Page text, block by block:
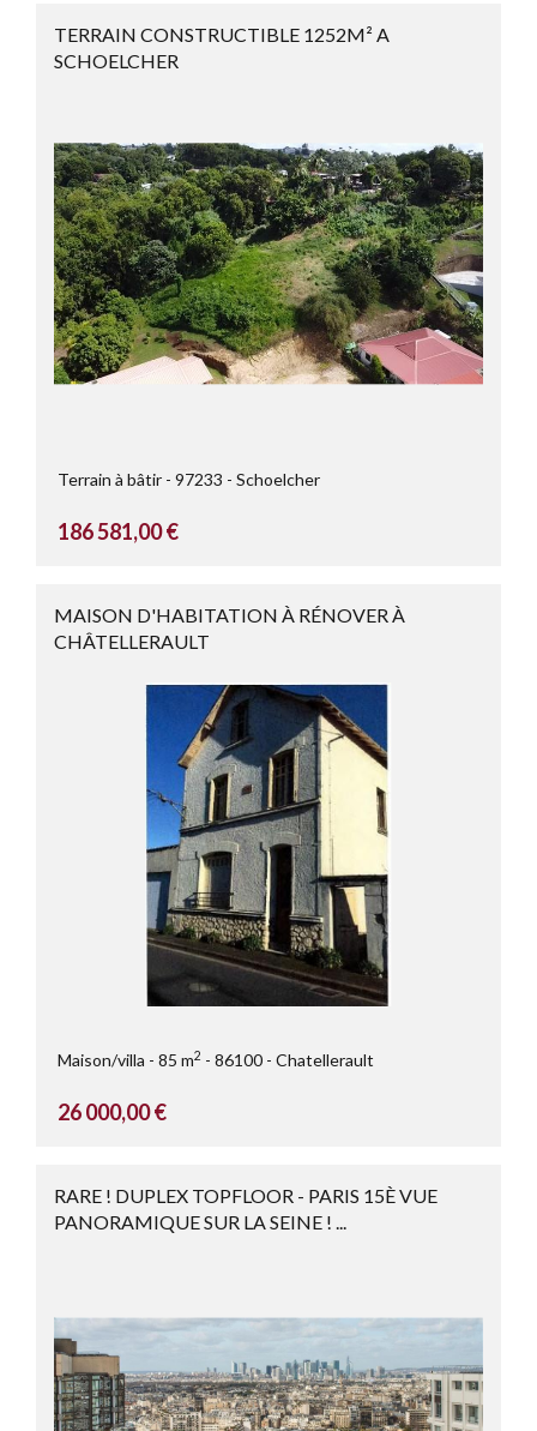
TERRAIN CONSTRUCTIBLE 1252M² A
SCHOELCHER
Terrain à bâtir 97233 Schoelcher
186 581,00 €
MAISON D'HABITATION À RÉNOVER À
CHÂTELLERAULT
Maison/villa 85 m2 86100 Chatellerault
26 000,00 €
RARE ! DUPLEX TOPFLOOR - PARIS 15È VUE
PANORAMIQUE SUR LA SEINE ! ...